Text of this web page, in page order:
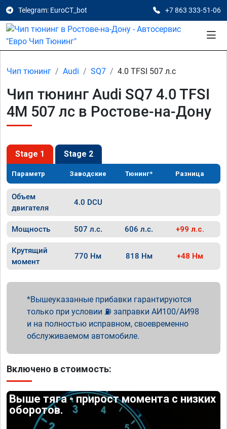
Telegram: EuroCT_bot +7 863 333-51-06
Чип тюнинг Audi SQ7 4.0 TFSI 507 л.с
Чип тюнинг Audi SQ7 4.0 TFSI
4M 507 лс в Ростове-на-Дону
Stage 1 Stage 2
Параметр Заводские Тюнинг* Разница
Объем
двигателя
4.0 DCU
Мощность 507 л.с. 606 л.с. +99 л.с.
Крутящий
момент
770 Нм 818 Нм +48 Нм
Вышеуказанные прибавки гарантируются
только при условии ⛽ заправки АИ100/АИ98
и на полностью исправном, своевременно
обслуживаемом автомобиле.
Включено в стоимость:
Выше тяга - прирост момента с низких
оборотов.